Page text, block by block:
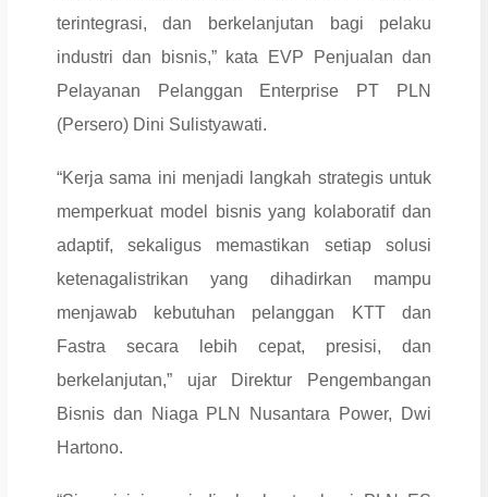
terintegrasi, dan berkelanjutan bagi pelaku
industri dan bisnis,” kata EVP Penjualan dan
Pelayanan Pelanggan Enterprise PT PLN
(Persero) Dini Sulistyawati.
“Kerja sama ini menjadi langkah strategis untuk
memperkuat model bisnis yang kolaboratif dan
adaptif, sekaligus memastikan setiap solusi
ketenagalistrikan yang dihadirkan mampu
menjawab kebutuhan pelanggan KTT dan
Fastra secara lebih cepat, presisi, dan
berkelanjutan,” ujar Direktur Pengembangan
Bisnis dan Niaga PLN Nusantara Power, Dwi
Hartono.